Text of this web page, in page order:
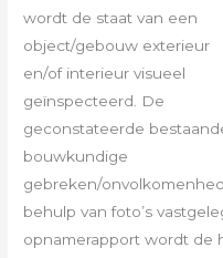
wordt de staat van een
object/gebouw exterieur
en/of interieur visueel
geïnspecteerd. De
geconstateerde
bouwkundige
gebreken/
behulp van foto’s
opnamerapport wordt de